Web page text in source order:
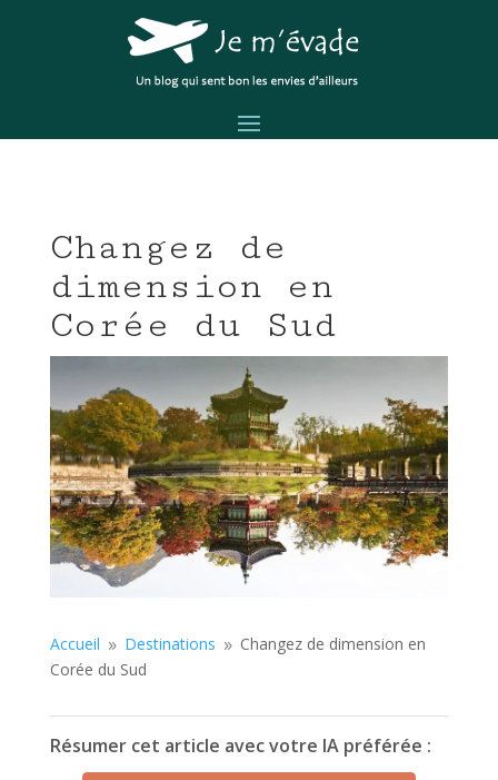
Changez de
dimension en
Corée du Sud
Accueil 9 Destinations 9 Changez de dimension en
Corée du Sud
Résumer cet article avec votre IA préférée :